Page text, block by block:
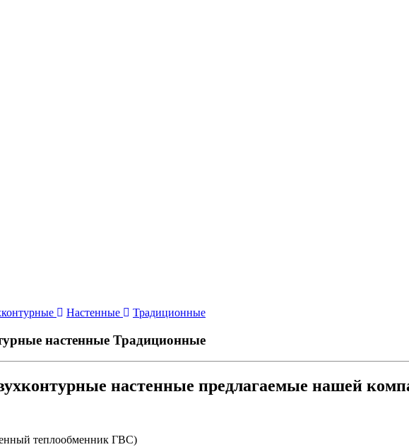
Настенные Традиционные
настенные Традиционные
настенные предлагаемые нашей
теплообменник ГВС)